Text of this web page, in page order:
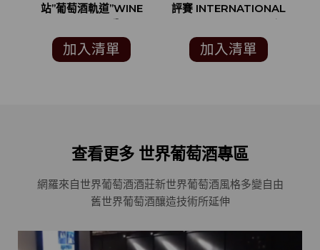
站”葡萄酒軌道”WINE
加入清單
評賽 INTERNATIONAL
獎 )
加入清單
查看更多 世界葡萄酒專區
網羅來自世界葡萄酒酒莊新世界葡萄酒風格多變自由
舊世界葡萄酒釀造技術所延伸